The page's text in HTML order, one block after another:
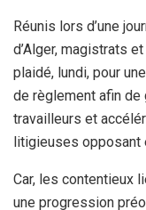
Réunis lors d’une
d’Alger, magistrats
plaidé, lundi, pour
de règlement afin de
travailleurs et
litigieuses opposant
Car, les contentieux
une progression